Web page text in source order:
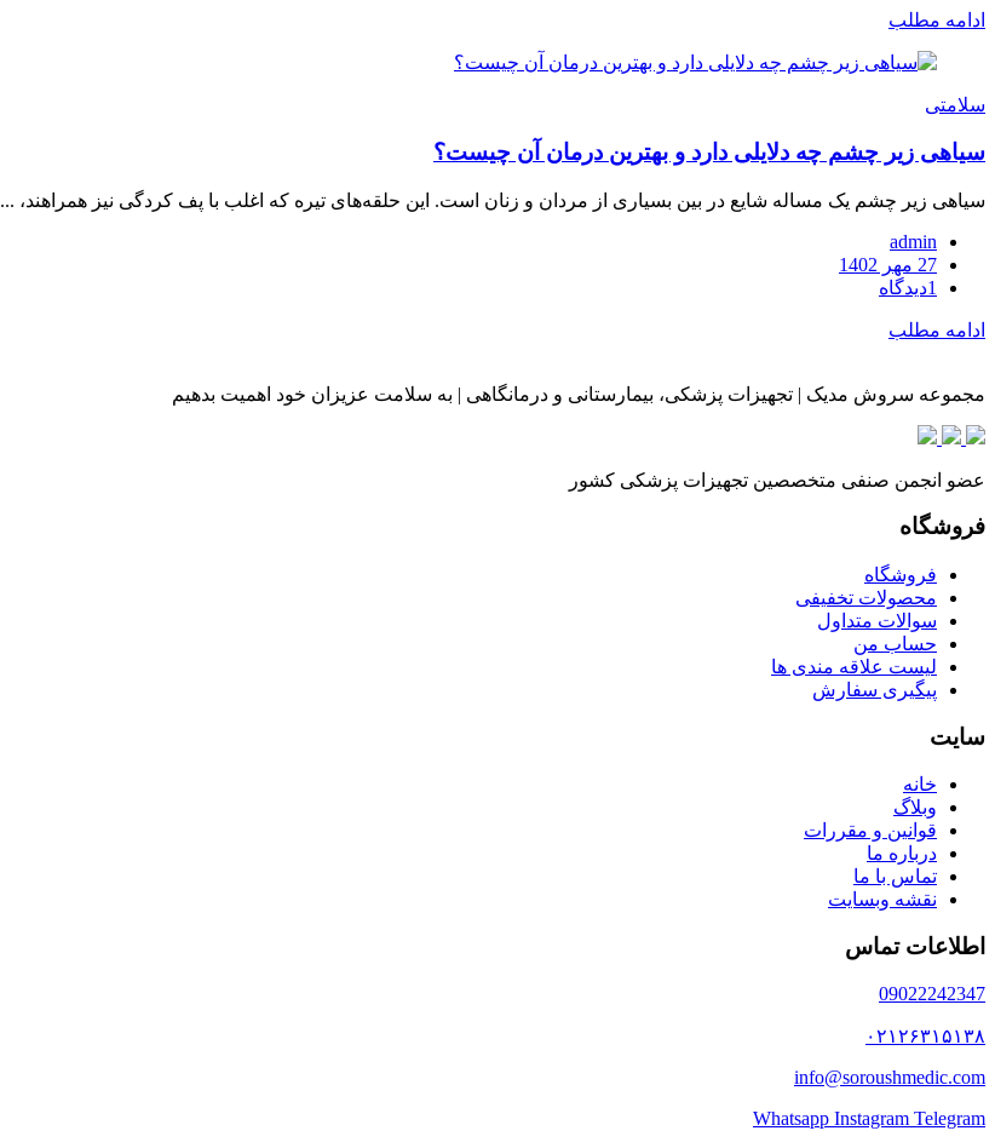
ادامه مطلب
سلامتی
سیاهی زیر چشم چه دلایلی دارد و بهترین درمان آن چیست؟
سیاهی زیر چشم یک مساله شایع در بین بسیاری از مردان و زنان است. این حلقه‌های تیره که اغلب با پف کردگی نیز همراهند، ...
admin
ارسال
شده
27 مهر 1402
1دیدگاه
ادامه مطلب
مجموعه سروش مدیک | تجهیزات پزشکی، بیمارستانی و درمانگاهی | به سلامت عزیزان خود اهمیت بدهیم
عضو انجمن صنفی متخصصین تجهیزات پزشکی کشور
فروشگاه
فروشگاه
محصولات تخفیفی
سوالات متداول
حساب من
لیست علاقه مندی ها
پیگیری سفارش
سایت
خانه
وبلاگ
قوانین و مقررات
درباره ما
تماس با ما
نقشه وبسایت
اطلاعات تماس
09022242347
۰۲۱۲۶۳۱۵۱۳۸
info@soroushmedic.com
Whatsapp Instagram Telegram